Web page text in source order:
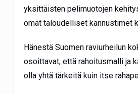
yksittäisten pelimuotojen
omat taloudelliset kannustimet
Hänestä Suomen raviurheilun
osoittavat, että rahoitusmalli ja
olla yhtä tärkeitä kuin itse